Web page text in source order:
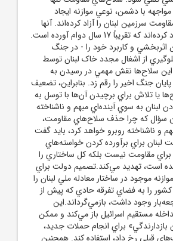
با دشمن، نوعي موازنه ايجاد
سرزمين لبنان را آزاد کرده‌اند. آنها
يک بازدارندگي ايجاد کرده‌اند که تقريباً 17 سال دوام آورده است.
اثربخشي و کاربرد خود را - در جنگ
از اشغال مجدد خاک لبنان توسط
سلاح‌ها نقش مهمي در رسيدن به
جنگ اخير را رقم زد. بنابراين، تضعيف
يا تلاش براي برچيدن آن‌ها با توسل به
لبنان به سوي آينده‌اي مبهم و ناشناخته
سؤال که چرا حذف سلاح‌هاي مقاومت،
و ناشناخته روبرو خواهد کرد، بايد گفت
براي برآورده کردن خواسته‌هاي
مقاومت نيست بلکه کل ساختاري را
است، تهديد مي‌کند.تصميم دولت براي
موجود در ساختار معادله ملي لبنان را
را به فضاي تفرقه حادي که پيش از
وجود داشت، بازمي‌گرداند.اين
مستقيم اسرائيل باز مي‌کند و ممکن
بازدارندگي» براي انجام حملات جديد،
قبلي رخ داد، استفاده کند. همچنين